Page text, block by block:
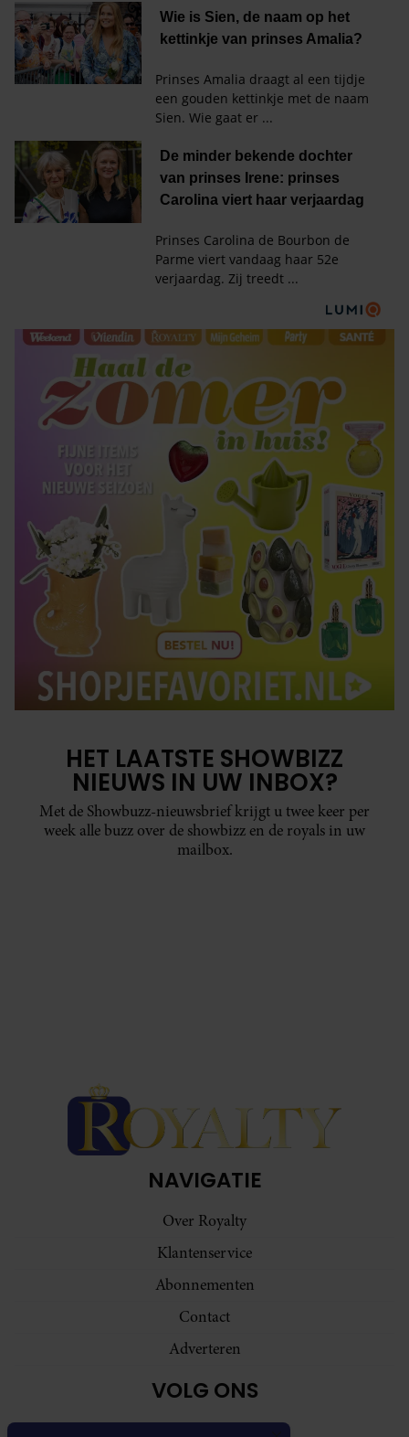
HET LAATSTE SHOWBIZZ
NIEUWS IN UW INBOX?
Met de Showbuzz-nieuwsbrief krijgt u twee keer per
week alle buzz over de showbizz en de royals in uw
mailbox.
NAVIGATIE
Over Royalty
Klantenservice
Abonnementen
Contact
Adverteren
VOLG ONS